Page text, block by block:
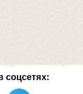
соцсетях: